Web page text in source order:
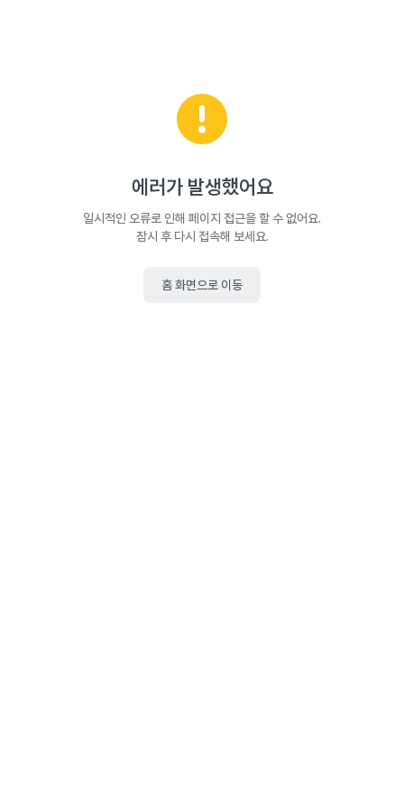
에러가 발생했어요
일시적인 오류로 인해 페이지 접근을 할 수 없어요.
잠시 후 다시 접속해 보세요.
홈 화면으로 이동